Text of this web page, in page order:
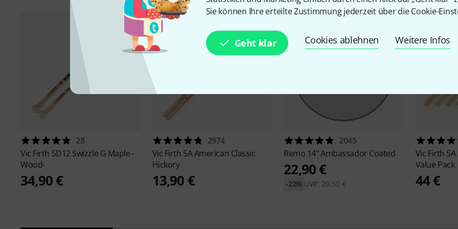
Sie können Ihre erteilte Zustimmung jederzeit über die Cookie-
Geht klar Cookies ablehnen Weitere Infos
28
Vic Firth SD12 Swizzle G Maple -
Wood-
34,90 €
2974
Vic Firth 5A American Classic
Hickory
13,90 €
2045
Remo 14" Ambassador Coated
22,90 €
UVP: 29,50 €
-22%
Vic Firth
Value Pack
44 €